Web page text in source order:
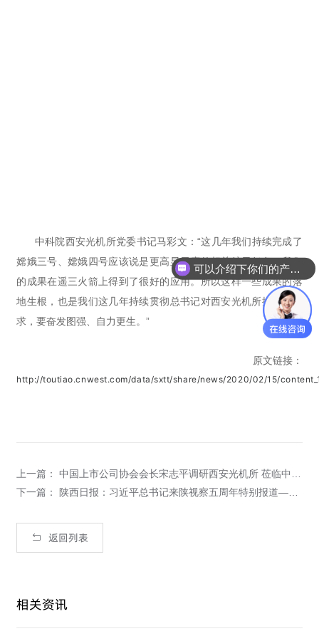
中科院西安光机所党委书记马彩文：“这几年我们持续完成了
嫦娥三号、嫦娥四号应该说是更高显示度的相关航天任务。我们
的成果在遥三火箭上得到了很好的应用。所以这样一些成果的落
地生根，也是我们这几年持续贯彻总书记对西安光机所提出的要
求，要奋发图强、自力更生。”
原文链接：
http://toutiao.cnwest.com/data/sxtt/share/news/2020/02/15/
返回列表
相关资讯
你们是怎么收费的呢